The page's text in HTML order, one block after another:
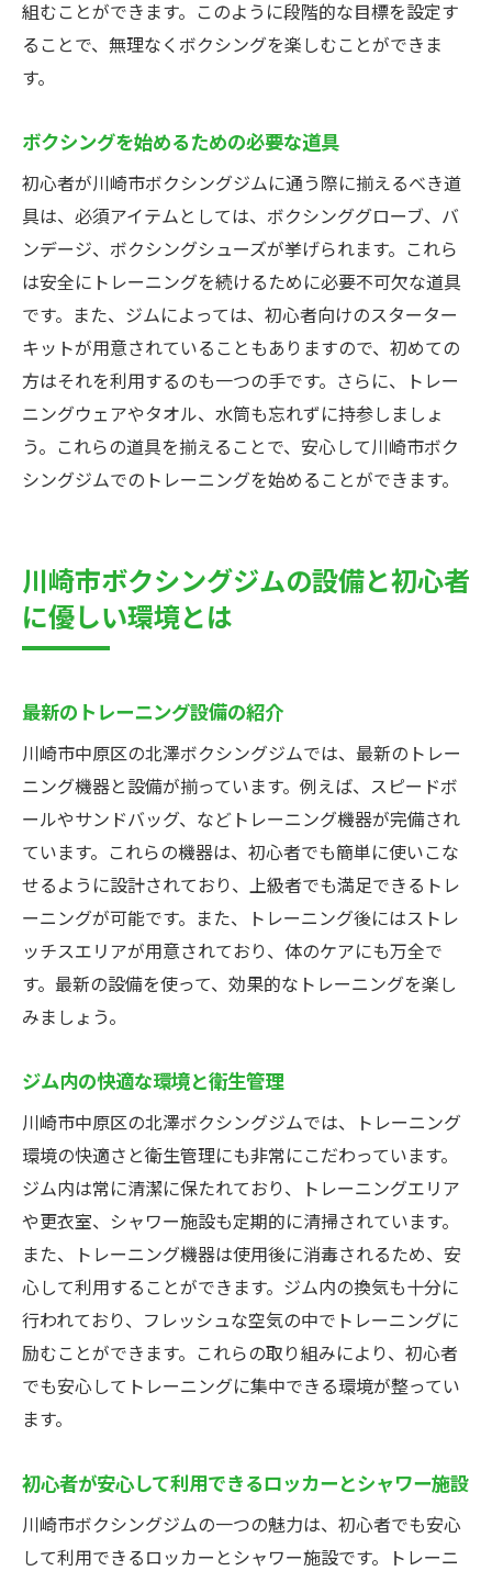
組むことができます。このように段階的な目標を設定す
ることで、無理なくボクシングを楽しむことができま
す。
ボクシングを始めるための必要な道具
初心者が川崎市ボクシングジムに通う際に揃えるべき道
具は、必須アイテムとしては、ボクシンググローブ、バ
ンデージ、ボクシングシューズが挙げられます。これら
は安全にトレーニングを続けるために必要不可欠な道具
です。また、ジムによっては、初心者向けのスターター
キットが用意されていることもありますので、初めての
方はそれを利用するのも一つの手です。さらに、トレー
ニングウェアやタオル、水筒も忘れずに持参しましょ
う。これらの道具を揃えることで、安心して川崎市ボク
シングジムでのトレーニングを始めることができます。
川崎市ボクシングジムの設備と初心者
に優しい環境とは
最新のトレーニング設備の紹介
川崎市中原区の北澤ボクシングジムでは、最新のトレー
ニング機器と設備が揃っています。例えば、スピードボ
ールやサンドバッグ、などトレーニング機器が完備され
ています。これらの機器は、初心者でも簡単に使いこな
せるように設計されており、上級者でも満足できるトレ
ーニングが可能です。また、トレーニング後にはストレ
ッチスエリアが用意されており、体のケアにも万全で
す。最新の設備を使って、効果的なトレーニングを楽し
みましょう。
ジム内の快適な環境と衛生管理
川崎市中原区の北澤ボクシングジムでは、トレーニング
環境の快適さと衛生管理にも非常にこだわっています。
ジム内は常に清潔に保たれており、トレーニングエリア
や更衣室、シャワー施設も定期的に清掃されています。
また、トレーニング機器は使用後に消毒されるため、安
心して利用することができます。ジム内の換気も十分に
行われており、フレッシュな空気の中でトレーニングに
励むことができます。これらの取り組みにより、初心者
でも安心してトレーニングに集中できる環境が整ってい
ます。
初心者が安心して利用できるロッカーとシャワー施設
川崎市ボクシングジムの一つの魅力は、初心者でも安心
して利用できるロッカーとシャワー施設です。トレーニ